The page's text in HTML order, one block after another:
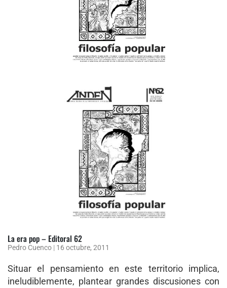
La era pop – Editoral 62
Pedro Cuenco | 16 octubre, 2011
Situar el pensamiento en este territorio implica,
ineludiblemente, plantear grandes discusiones con